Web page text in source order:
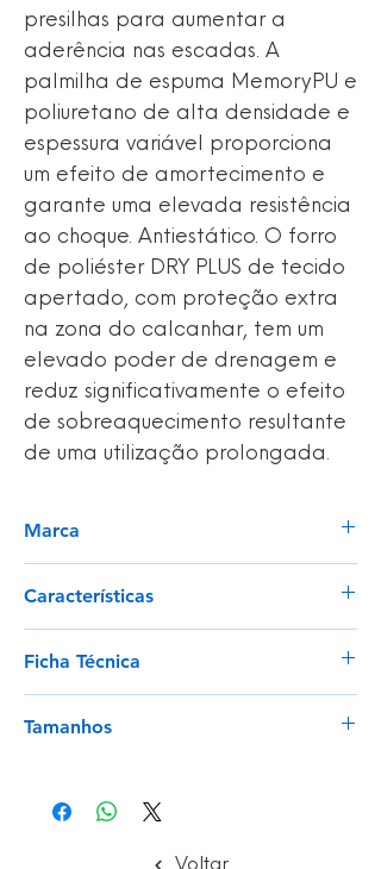
presilhas para aumentar a
aderência nas escadas. A
palmilha de espuma MemoryPU e
poliuretano de alta densidade e
espessura variável proporciona
um efeito de amortecimento e
garante uma elevada resistência
ao choque. Antiestático. O forro
de poliéster DRY PLUS de tecido
apertado, com proteção extra
na zona do calcanhar, tem um
elevado poder de drenagem e
reduz significativamente o efeito
de sobreaquecimento resultante
de uma utilização prolongada.
Marca
Características
rápida;
Atacadores reforçados;
Pontas em TPU para uma maior
resistência à abrasão e apoio do
Ficha Técnica
Tamanhos